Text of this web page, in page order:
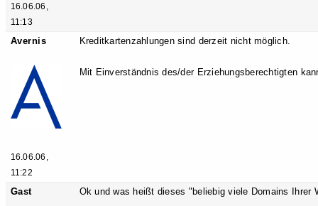
16.06.06,
11:13
Avernis
16.06.06,
11:22
Kreditkartenzahlungen sind derzeit nicht möglich.
Mit Einverständnis des/der Erziehungsberechtigten
Gast Ok und was heißt dieses "beliebig viele Domains Ihrer